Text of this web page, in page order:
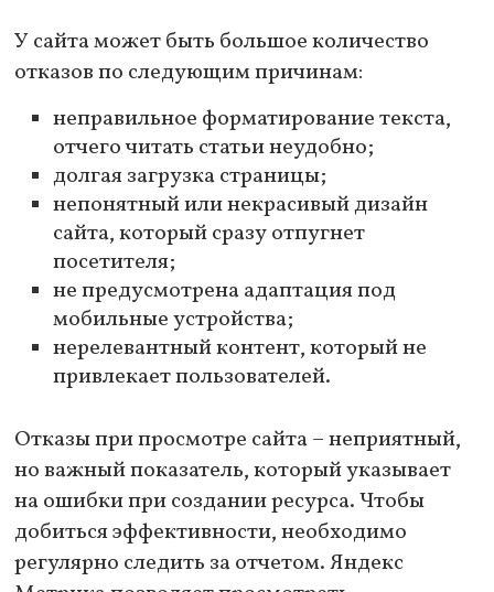
У сайта может быть большое количество
отказов по следующим причинам:
неправильное форматирование текста,
отчего читать статьи неудобно;
долгая загрузка страницы;
непонятный или некрасивый дизайн
сайта, который сразу отпугнет
посетителя;
не предусмотрена адаптация под
мобильные устройства;
нерелевантный контент, который не
привлекает пользователей.
Отказы при просмотре сайта – неприятный,
но важный показатель, который указывает
на ошибки при создании ресурса. Чтобы
добиться эффективности, необходимо
регулярно следить за отчетом. Яндекс